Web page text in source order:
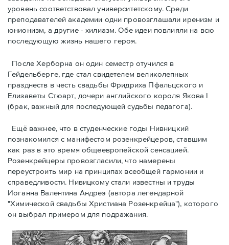
уровень соответствовал университетскому. Среди
преподавателей академии одни провозглашали ирeнизм и
юнионизм, а другие - хилиазм. Обе идеи повлияли на всю
последующую жизнь нашего героя.
После Херборна он один семестр отучился в
Гейдельберге, где стал свидетелем великолепных
празднеств в честь свадьбы Фридриха Пфальцского и
Елизаветы Стюарт, дочери английского короля Якова I
(брак, важный для последующей судьбы педагога).
Ещё важнее, что в студенческие годы Нивницкий
познакомился с манифестом розенкрейцеров, ставшим
как раз в это время общеевропейской сенсацией.
Розенкрейцеры провозглаcили, что намерены
переустроить мир на принципах всеобщей гармонии и
справедливости. Нивицкому стали известны и труды
Иоганна Валентина Андреэ (автора легендарной
"Химической свадьбы Христиана Розенкрейца"), которого
он выбрал примером для подражания.